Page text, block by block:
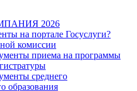
2026
на портале Госуслуги?
комиссии
приема на программы
среднего
образования